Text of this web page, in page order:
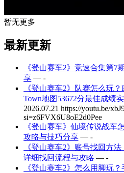
暂无更多
最新更新
《登山赛车2》竞速合集第7
享 — -
《登山赛车2》队赛怎么玩？
Town地图53672分最佳成绩
2026.07.21 https://youtu.be/
si=z6FVX6U8oE2d0Pee
《登山赛车》仙境传说战车
攻略与技巧分享 — -
《登山赛车2》账号找回方
详细找回流程与攻略 — -
《登山赛车2》怎么用脚玩